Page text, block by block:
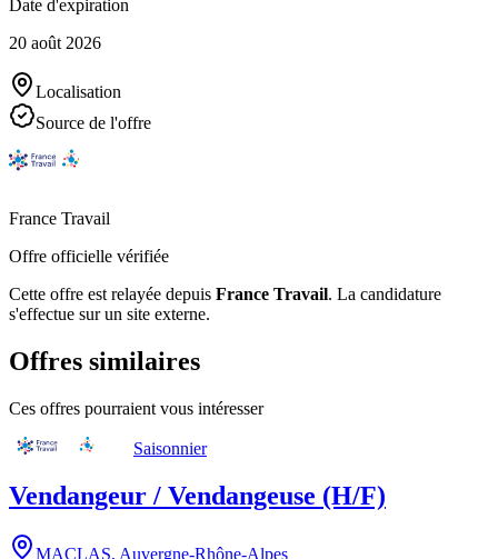
Date d'expiration
20 août 2026
Localisation
Source de l'offre
France Travail
Offre officielle vérifiée
Cette offre est relayée depuis France Travail. La candidature
s'effectue sur un site externe.
Offres similaires
Ces offres pourraient vous intéresser
Saisonnier
Vendangeur / Vendangeuse (H/F)
MACLAS, Auvergne-Rhône-Alpes